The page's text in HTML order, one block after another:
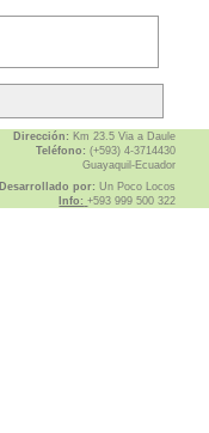
Dirección: Km 23.5 Via a Daule
Teléfono:(+593) 4-3714430
Guayaquil-Ecuador
Desarrollado por: Un Poco Locos
Info: +593 999 500 322